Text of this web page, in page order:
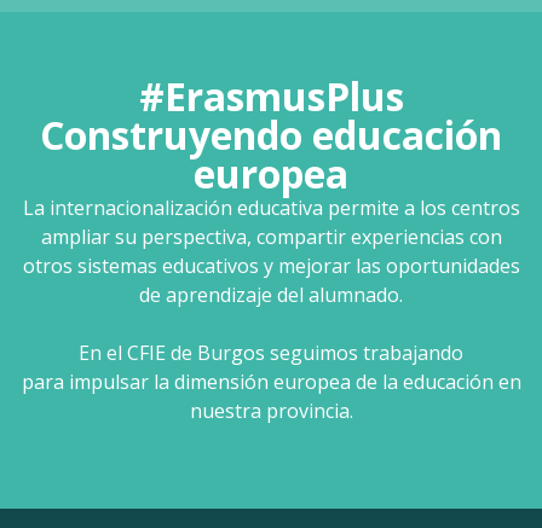
#ErasmusPlus
Construyendo educación
europea
La internacionalización educativa permite a los centros
ampliar su perspectiva, compartir experiencias con
otros sistemas educativos y mejorar las oportunidades
de aprendizaje del alumnado.
En el CFIE de Burgos seguimos trabajando
para impulsar la dimensión europea de la educación en
nuestra provincia.